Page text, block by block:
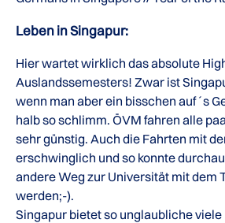
Leben in Singapur:
Hier wartet wirklich das absolute
Auslandssemesters! Zwar ist
wenn man aber ein bisschen auf´s
halb so schlimm. ÖVM fahren alle
sehr günstig. Auch die Fahrten mit
erschwinglich und so konnte
andere Weg zur Universität mit dem
werden;-).
Singapur bietet so unglaubliche viele